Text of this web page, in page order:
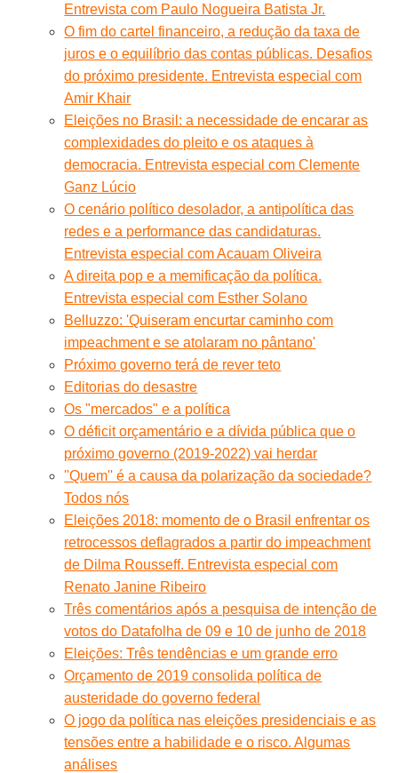
Entrevista com Paulo Nogueira Batista Jr.
O fim do cartel financeiro, a redução da taxa de
juros e o equilíbrio das contas públicas. Desafios
do próximo presidente. Entrevista especial com
Amir Khair
Eleições no Brasil: a necessidade de encarar as
complexidades do pleito e os ataques à
democracia. Entrevista especial com Clemente
Ganz Lúcio
O cenário político desolador, a antipolítica das
redes e a performance das candidaturas.
Entrevista especial com Acauam Oliveira
A direita pop e a memificação da política.
Entrevista especial com Esther Solano
Belluzzo: 'Quiseram encurtar caminho com
impeachment e se atolaram no pântano'
Próximo governo terá de rever teto
Editorias do desastre
Os "mercados" e a política
O déficit orçamentário e a dívida pública que o
próximo governo (2019-2022) vai herdar
''Quem'' é a causa da polarização da sociedade?
Todos nós
Eleições 2018: momento de o Brasil enfrentar os
retrocessos deflagrados a partir do impeachment
de Dilma Rousseff. Entrevista especial com
Renato Janine Ribeiro
Três comentários após a pesquisa de intenção de
votos do Datafolha de 09 e 10 de junho de 2018
Eleições: Três tendências e um grande erro
Orçamento de 2019 consolida política de
austeridade do governo federal
O jogo da política nas eleições presidenciais e as
tensões entre a habilidade e o risco. Algumas
análises